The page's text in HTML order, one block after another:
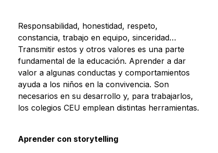
Responsabilidad, honestidad, respeto,
constancia, trabajo en equipo, sinceridad…
Transmitir estos y otros valores es una parte
fundamental de la educación. Aprender a dar
valor a algunas conductas y comportamientos
ayuda a los niños en la convivencia. Son
necesarios en su desarrollo y, para trabajarlos,
los colegios CEU emplean distintas herramientas.
Aprender con storytelling